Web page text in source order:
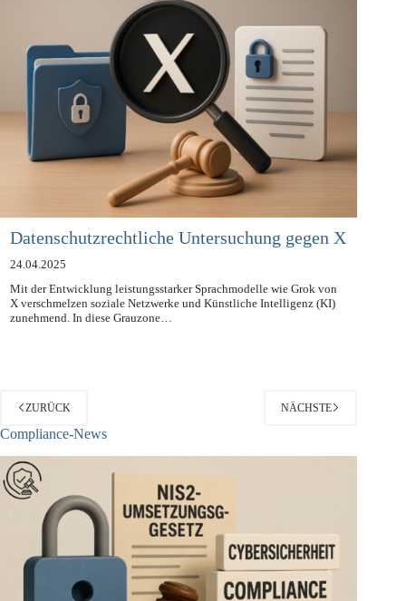
Datenschutzrechtliche Untersuchung gegen X
24.04.2025
Mit der Entwicklung leistungsstarker Sprachmodelle wie Grok von
X verschmelzen soziale Netzwerke und Künstliche Intelligenz (KI)
ZURÜCK
Compliance-News